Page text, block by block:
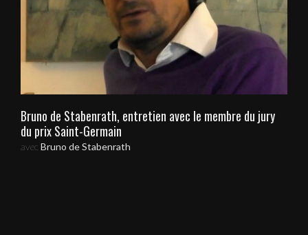
Bruno de Stabenrath, entretien avec le membre du jury
du prix Saint-Germain
avec Bruno de Stabenrath